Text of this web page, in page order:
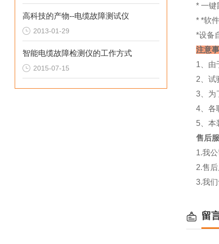
高科技的产物--电缆故障测试仪
2013-01-29
智能电缆故障检测仪的工作方式
2015-07-15
* 一键
* *软
*设备
注意
1、由
2、试
3、为
4、各
5、本
售后
1.我
2.售
3.我
留